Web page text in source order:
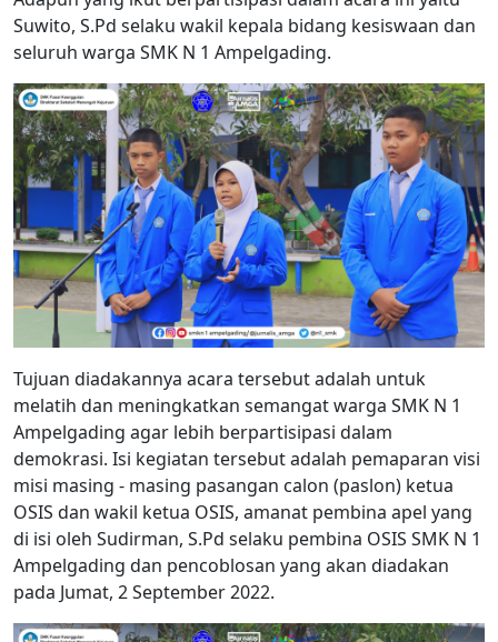
Suwito, S.Pd selaku wakil kepala bidang kesiswaan dan
seluruh warga SMK N 1 Ampelgading.
Tujuan diadakannya acara tersebut adalah untuk
melatih dan meningkatkan semangat warga SMK N 1
Ampelgading agar lebih berpartisipasi dalam
demokrasi. Isi kegiatan tersebut adalah pemaparan visi
misi masing - masing pasangan calon (paslon) ketua
OSIS dan wakil ketua OSIS, amanat pembina apel yang
di isi oleh Sudirman, S.Pd selaku pembina OSIS SMK N 1
Ampelgading dan pencoblosan yang akan diadakan
pada Jumat, 2 September 2022.